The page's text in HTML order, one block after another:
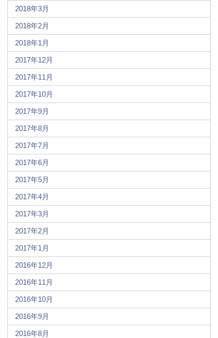
2018年3月
2018年2月
2018年1月
2017年12月
2017年11月
2017年10月
2017年9月
2017年8月
2017年7月
2017年6月
2017年5月
2017年4月
2017年3月
2017年2月
2017年1月
2016年12月
2016年11月
2016年10月
2016年9月
2016年8月